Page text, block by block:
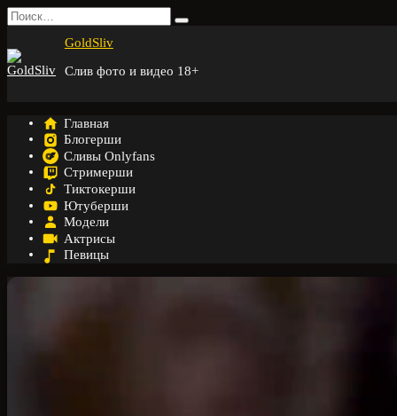
Перейти
к
содержанию
Search
for:
GoldSliv
Слив фото и видео 18+
Главная
Блогерши
Сливы Onlyfans
Стримерши
Тиктокерши
Ютуберши
Модели
Актрисы
Певицы